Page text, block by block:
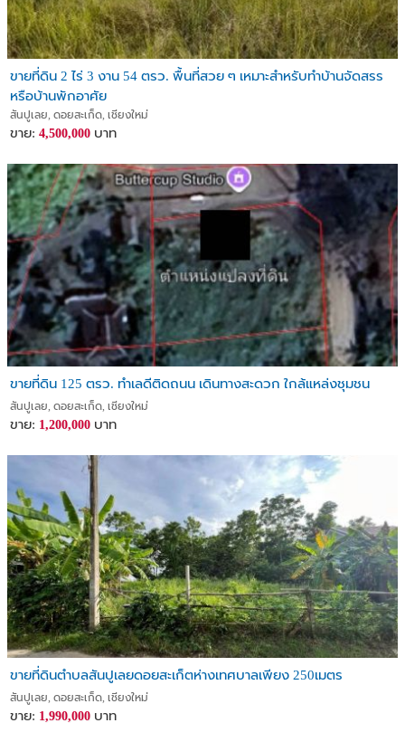
ขายที่ดิน 2 ไร่ 3 งาน 54 ตรว. พื้นที่สวย ๆ เหมาะสำหรับทำบ้านจัดสรร
หรือบ้านพักอาศัย
สันปูเลย, ดอยสะเก็ด, เชียงใหม่
ขาย: 4,500,000 บาท
ขายที่ดิน 125 ตรว. ทำเลดีติดถนน เดินทางสะดวก ใกล้แหล่งชุมชน
สันปูเลย, ดอยสะเก็ด, เชียงใหม่
ขาย: 1,200,000 บาท
ขายที่ดินตำบลสันปูเลยดอยสะเก็ตห่างเทศบาลเพียง 250เมตร
สันปูเลย, ดอยสะเก็ด, เชียงใหม่
ขาย: 1,990,000 บาท